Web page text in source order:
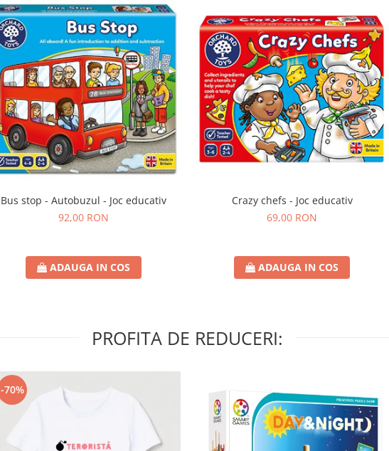
Bus stop - Autobuzul - Joc educativ
92,00 RON
ADAUGA IN COS
Crazy chefs - Joc educativ
69,00 RON
ADAUGA IN COS
PROFITA DE REDUCERI:
-70%